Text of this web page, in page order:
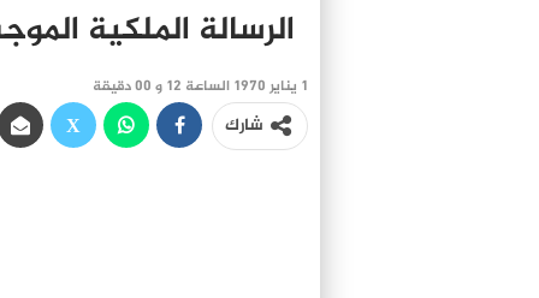
الرسالة الملكية
1 يناير 1970 الساعة 12 و 00 دقيقة
شارك